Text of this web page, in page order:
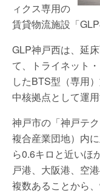
ィクス専用の
賃貸物流施設「
GLP神戸西は、延
て、トライネット
したBTS型（専用
中核拠点として運用
神戸市の「神戸テ
複合産業団地）内
ら0.6キロと近いほ
戸港、大阪港、空
複数あることから